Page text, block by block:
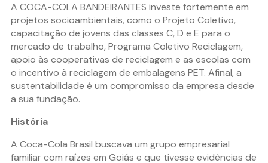
A COCA-COLA BANDEIRANTES investe fortemente em
projetos socioambientais, como o Projeto Coletivo,
capacitação de jovens das classes C, D e E para o
mercado de trabalho, Programa Coletivo Reciclagem,
apoio às cooperativas de reciclagem e as escolas com
o incentivo à reciclagem de embalagens PET. Afinal, a
sustentabilidade é um compromisso da empresa desde
a sua fundação.
História
A Coca-Cola Brasil buscava um grupo empresarial
familiar com raízes em Goiás e que tivesse evidências de